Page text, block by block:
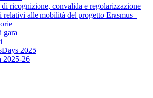
di ricognizione, convalida e regolarizzazione
relativi alle mobilità del progetto Erasmus+
gara
2025
2025-26